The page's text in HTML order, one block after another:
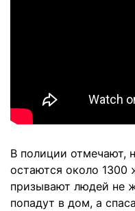
В полиции отмечают,
остаются около 1300
призывают людей не
попадут в дом, а